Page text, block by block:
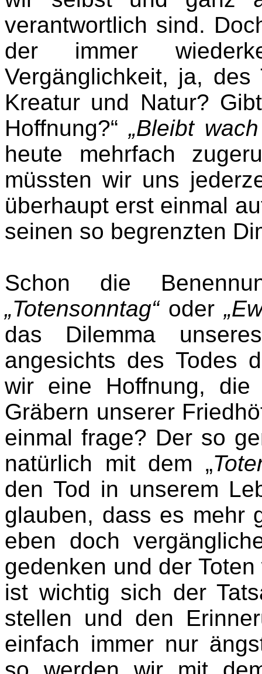
verantwortlich sind.
der immer
Vergänglichkeit, ja,
Kreatur und Natur?
Hoffnung?“ „Bleibt
heute mehrfach
müssten wir uns
überhaupt erst einmal
seinen so begrenzten
Schon die
„Totensonntag“ oder
das Dilemma
angesichts des Todes
wir eine Hoffnung,
Gräbern unserer
einmal frage? Der so
natürlich mit dem „
den Tod in unserem
glauben, dass es mehr
eben doch
gedenken und der
ist wichtig sich der
stellen und den
einfach immer nur